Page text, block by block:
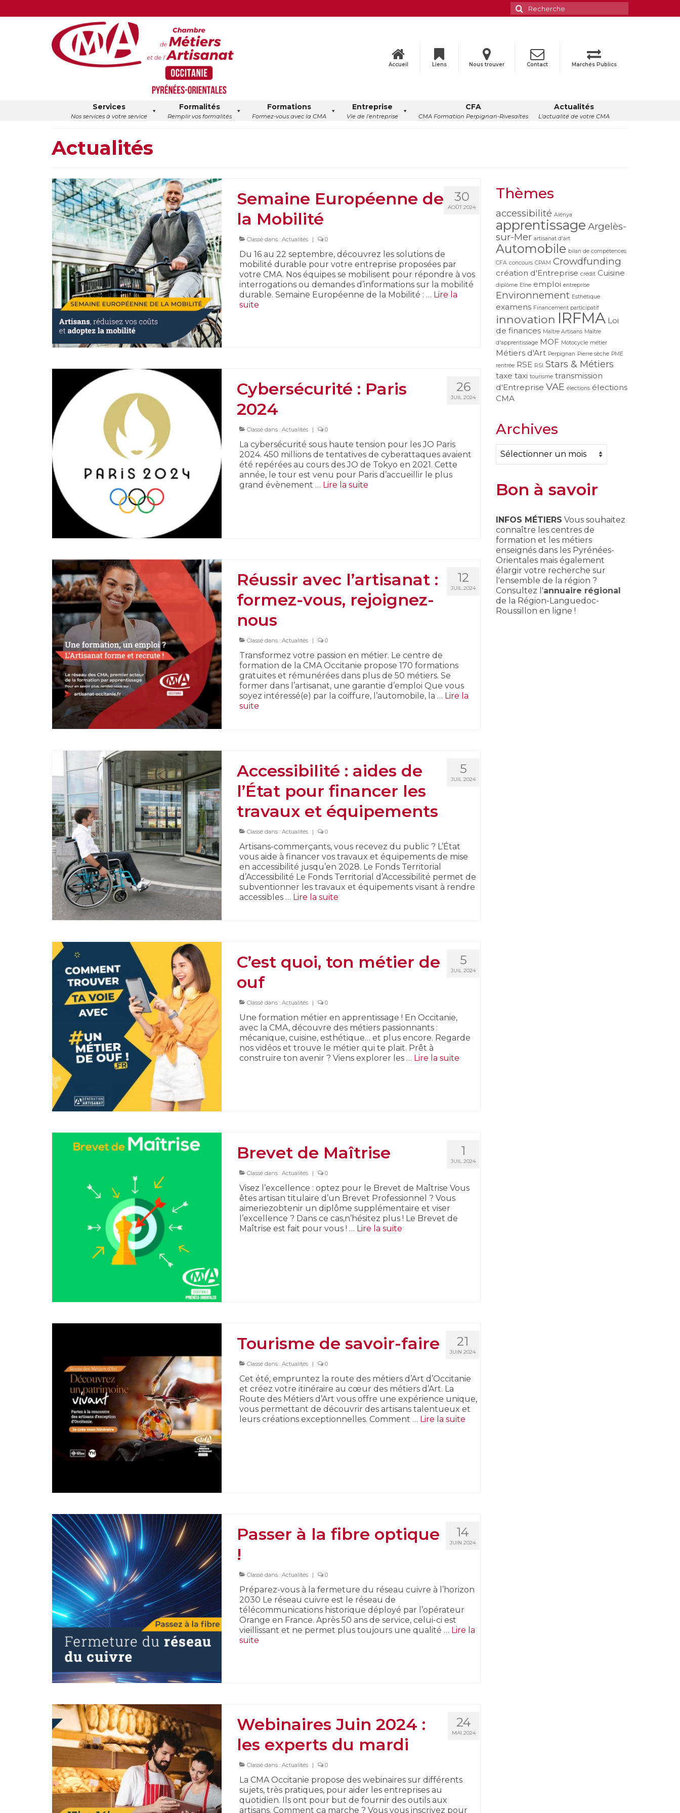
Rechercher
:
Accueil Liens Nous trouver Contact Marchés Publics
Services
Nos services à votre service
Formalités
Remplir vos formalités
Formations
Formez-vous avec la CMA
Entreprise
Vie de l’entreprise
CFA
CMA Formation Perpignan-Rivesaltes
Actualités
L’actualité de votre CMA
Actualités
30
AOÛT 2024
Semaine Européenne de
la Mobilité
Classé dans : Actualités | 0
Du 16 au 22 septembre, découvrez les solutions de
mobilité durable pour votre entreprise proposées par
votre CMA. Nos équipes se mobilisent pour répondre à vos
interrogations ou demandes d’informations sur la mobilité
durable. Semaine Européenne de la Mobilité : … Lire la
suite­­
26
JUIL 2024
Cybersécurité : Paris
2024
Classé dans : Actualités | 0
La cybersécurité sous haute tension pour les JO Paris
2024. 450 millions de tentatives de cyberattaques avaient
été repérées au cours des JO de Tokyo en 2021. Cette
année, le tour est venu pour Paris d’accueillir le plus
grand évènement … Lire la suite­­
12
JUIL 2024
Réussir avec l’artisanat :
formez-vous, rejoignez-
nous
Classé dans : Actualités | 0
Transformez votre passion en métier. Le centre de
formation de la CMA Occitanie propose 170 formations
gratuites et rémunérées dans plus de 50 métiers. Se
former dans l’artisanat, une garantie d’emploi Que vous
soyez intéressé(e) par la coiffure, l’automobile, la … Lire la
suite­­
5
JUIL 2024
Accessibilité : aides de
l’État pour financer les
travaux et équipements
Classé dans : Actualités | 0
Artisans-commerçants, vous recevez du public ? L’État
vous aide à financer vos travaux et équipements de mise
en accessibilité jusqu’en 2028. Le Fonds Territorial
d’Accessibilité Le Fonds Territorial d’Accessibilité permet de
subventionner les travaux et équipements visant à rendre
accessibles … Lire la suite­­
5
JUIL 2024
C’est quoi, ton métier de
ouf
Classé dans : Actualités | 0
Une formation métier en apprentissage ! En Occitanie,
avec la CMA, découvre des métiers passionnants :
mécanique, cuisine, esthétique… et plus encore. Regarde
nos vidéos et trouve le métier qui te plait. Prêt à
construire ton avenir ? Viens explorer les … Lire la suite­­
1
JUIL 2024
Brevet de Maîtrise
Classé dans : Actualités | 0
Visez l’excellence : optez pour le Brevet de Maîtrise Vous
êtes artisan titulaire d’un Brevet Professionnel ? Vous
aimeriezobtenir un diplôme supplémentaire et viser
l’excellence ? Dans ce cas,n’hésitez plus ! Le Brevet de
Maîtrise est fait pour vous ! … Lire la suite­­
21
JUIN 2024
Tourisme de savoir-faire
Classé dans : Actualités | 0
Cet été, empruntez la route des métiers d’Art d’Occitanie
et créez votre itinéraire au cœur des métiers d’Art. La
Route des Métiers d’Art vous offre une expérience unique,
vous permettant de découvrir des artisans talentueux et
leurs créations exceptionnelles. Comment … Lire la suite­­
14
JUIN 2024
Passer à la fibre optique
!
Classé dans : Actualités | 0
Préparez-vous à la fermeture du réseau cuivre à l’horizon
2030 Le réseau cuivre est le réseau de
télécommunications historique déployé par l’opérateur
Orange en France. Après 50 ans de service, celui-ci est
vieillissant et ne permet plus toujours une qualité … Lire la
suite­­
24
MAI 2024
Webinaires Juin 2024 :
les experts du mardi
Classé dans : Actualités | 0
La CMA Occitanie propose des webinaires sur différents
sujets, très pratiques, pour aider les entreprises au
quotidien. Ils ont pour but de fournir des outils aux
artisans. Comment ça marche ? Vous vous inscrivez pour
Thèmes
accessibilité Alénya
apprentissage Argelès-
sur-Mer artisanat d'art
Automobile bilan de compétences
CFA concours CPAM Crowdfunding
création d'Entreprise crédit Cuisine
diplôme Elne emploi entreprise
Environnement Esthétique
examens Financement participatif
innovation IRFMA Loi
de finances Maître Artisans Maître
d'apprentissage MOF Motocycle métier
Métiers d'Art Perpignan Pierre sèche PME
rentrée RSE RSI Stars & Métiers
taxe taxi tourisme transmission
d'Entreprise VAE élections élections
CMA
Archives
Archives
Bon à savoir
INFOS MÉTIERS Vous souhaitez
connaître les centres de
formation et les métiers
enseignés dans les Pyrénées-
Orientales mais également
élargir votre recherche sur
l'ensemble de la région ?
Consultez l'annuaire régional
de la Région-Languedoc-
Roussillon en ligne !